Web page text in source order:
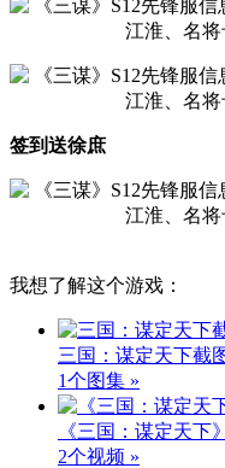
签到送徐庶
我想了解这个游戏：
三国：谋定天下截
1个图集 »
《三国：谋定天下
2个视频 »